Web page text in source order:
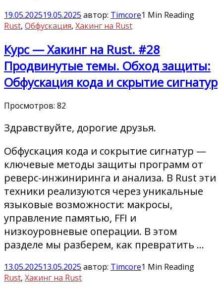
19.05.202519.05.2025 автор: Timcore1 Min Reading
Rust, Обфускация, Хакинг на Rust
Курс — Хакинг на Rust. #28
Продвинутые темы. Обход защиты:
Обфускация кода и скрытие сигнатур
Просмотров: 82
Здравствуйте, дорогие друзья.
Обфускация кода и сокрытие сигнатур —
ключевые методы защиты программ от
реверс-инжиниринга и анализа. В Rust эти
техники реализуются через уникальные
языковые возможности: макросы,
управление памятью, FFI и
низкоуровневые операции. В этом
разделе мы разберем, как превратить …
13.05.202513.05.2025 автор: Timcore1 Min Reading
Rust, Хакинг на Rust